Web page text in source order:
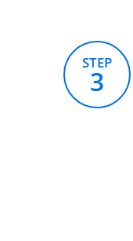
STEP
3